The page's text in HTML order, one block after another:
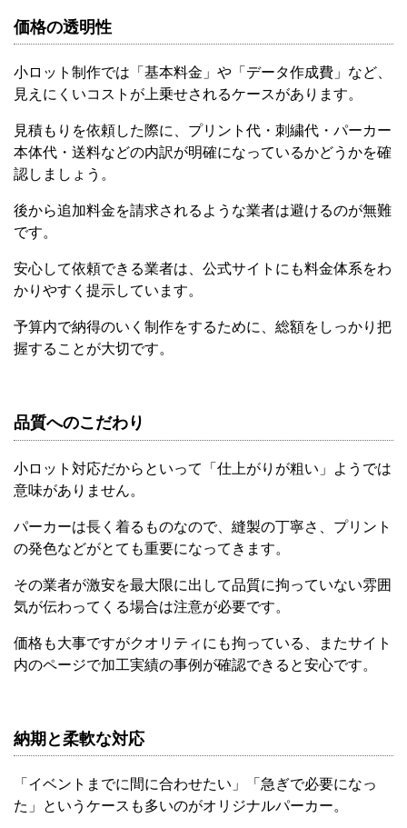
価格の透明性
小ロット制作では「基本料金」や「データ作成費」など、
見えにくいコストが上乗せされるケースがあります。
見積もりを依頼した際に、プリント代・刺繍代・パーカー
本体代・送料などの内訳が明確になっているかどうかを確
認しましょう。
後から追加料金を請求されるような業者は避けるのが無難
です。
安心して依頼できる業者は、公式サイトにも料金体系をわ
かりやすく提示しています。
予算内で納得のいく制作をするために、総額をしっかり把
握することが大切です。
品質へのこだわり
小ロット対応だからといって「仕上がりが粗い」ようでは
意味がありません。
パーカーは長く着るものなので、縫製の丁寧さ、プリント
の発色などがとても重要になってきます。
その業者が激安を最大限に出して品質に拘っていない雰囲
気が伝わってくる場合は注意が必要です。
価格も大事ですがクオリティにも拘っている、またサイト
内のページで加工実績の事例が確認できると安心です。
納期と柔軟な対応
「イベントまでに間に合わせたい」「急ぎで必要になっ
た」というケースも多いのがオリジナルパーカー。